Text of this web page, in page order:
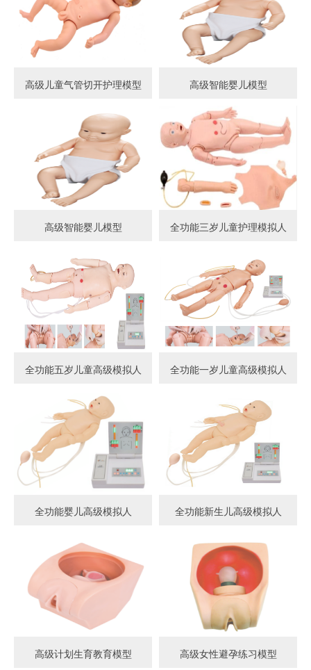
高级儿童气管切开护理模型 高级智能婴儿模型
高级智能婴儿模型 全功能三岁儿童护理模拟人
全功能五岁儿童高级模拟人 全功能一岁儿童高级模拟人
全功能婴儿高级模拟人 全功能新生儿高级模拟人
高级计划生育教育模型 高级女性避孕练习模型